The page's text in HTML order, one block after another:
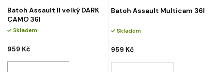
Batoh Assault II velký DARK
CAMO 36l
Skladem
959 Kč
Batoh Assault Multicam 36l
Skladem
959 Kč